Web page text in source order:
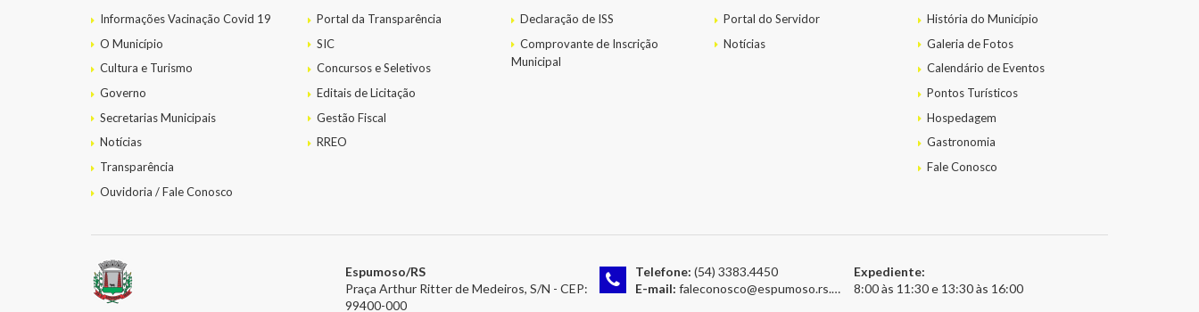
Informações Vacinação Covid 19
O Município
Cultura e Turismo
Governo
Secretarias Municipais
Notícias
Transparência
Ouvidoria / Fale Conosco
Portal da Transparência
SIC
Concursos e Seletivos
Editais de Licitação
Gestão Fiscal
RREO
Declaração de ISS
Comprovante de Inscrição
Municipal
Portal do Servidor
Notícias
História do Município
Galeria de Fotos
Calendário de Eventos
Pontos Turísticos
Hospedagem
Gastronomia
Fale Conosco
Espumoso/RS
Praça Arthur Ritter de Medeiros, S/N - CEP:
99400-000
Telefone: (54) 3383.4450
E-mail: faleconosco@espumoso.rs.gov.br
Expediente:
8:00 às 11:30 e 13:30 às 16:00